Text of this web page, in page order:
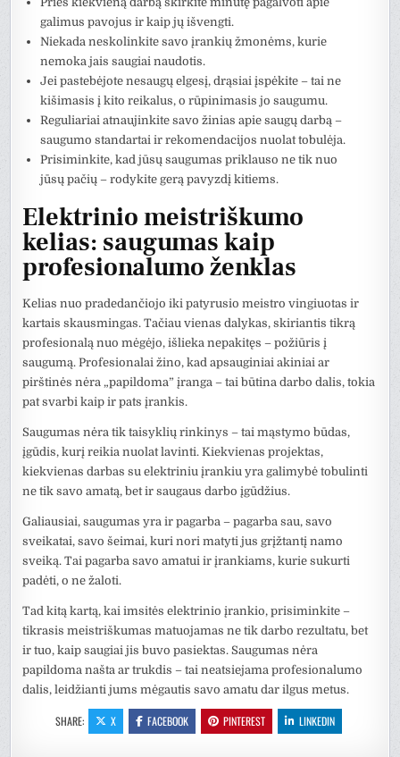
galimus pavojus ir kaip jų išvengti.
Niekada neskolinkite savo įrankių žmonėms, kurie
nemoka jais saugiai naudotis.
Jei pastebėjote nesaugų elgesį, drąsiai įspėkite – tai ne
kišimasis į kito reikalus, o rūpinimasis jo saugumu.
Reguliariai atnaujinkite savo žinias apie saugų darbą –
saugumo standartai ir rekomendacijos nuolat tobulėja.
Prisiminkite, kad jūsų saugumas priklauso ne tik nuo
jūsų pačių – rodykite gerą pavyzdį kitiems.
Elektrinio meistriškumo
kelias: saugumas kaip
profesionalumo ženklas
Kelias nuo pradedančiojo iki patyrusio meistro vingiuotas ir
kartais skausmingas. Tačiau vienas dalykas, skiriantis tikrą
profesionalą nuo mėgėjo, išlieka nepakitęs – požiūris į
saugumą. Profesionalai žino, kad apsauginiai akiniai ar
pirštinės nėra „papildoma” įranga – tai būtina darbo dalis, tokia
pat svarbi kaip ir pats įrankis.
Saugumas nėra tik taisyklių rinkinys – tai mąstymo būdas,
įgūdis, kurį reikia nuolat lavinti. Kiekvienas projektas,
kiekvienas darbas su elektriniu įrankiu yra galimybė tobulinti
ne tik savo amatą, bet ir saugaus darbo įgūdžius.
Galiausiai, saugumas yra ir pagarba – pagarba sau, savo
sveikatai, savo šeimai, kuri nori matyti jus grįžtantį namo
sveiką. Tai pagarba savo amatui ir įrankiams, kurie sukurti
padėti, o ne žaloti.
Tad kitą kartą, kai imsitės elektrinio įrankio, prisiminkite –
tikrasis meistriškumas matuojamas ne tik darbo rezultatu, bet
ir tuo, kaip saugiai jis buvo pasiektas. Saugumas nėra
papildoma našta ar trukdis – tai neatsiejama profesionalumo
dalis, leidžianti jums mėgautis savo amatu dar ilgus metus.
SHARE: X FACEBOOK PINTEREST LINKEDIN